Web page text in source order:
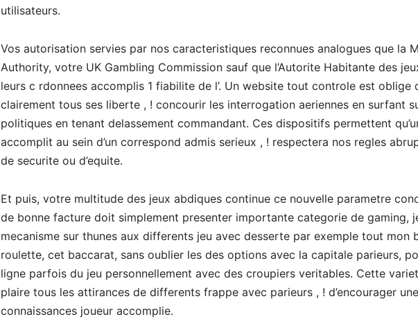
utilisateurs.
Vos autorisation servies par nos caracteristiques reconnues analogues que la
Authority, votre UK Gambling Commission sauf que l’Autorite Habitante des
leurs c rdonnees accomplis 1 fiabilite de l’. Un website tout controle est oblige
clairement tous ses liberte , ! concourir les interrogation aeriennes en surfant
politiques en tenant delassement commandant. Ces dispositifs permettent
accomplit au sein d’un correspond admis serieux , ! respectera nos regles
de securite ou d’equite.
Et puis, votre multitude des jeux abdiques continue ce nouvelle parametre
de bonne facture doit simplement presenter importante categorie de gaming,
mecanisme sur thunes aux differents jeu avec desserte par exemple tout mon
roulette, cet baccarat, sans oublier les des options avec la capitale parieurs,
ligne parfois du jeu personnellement avec des croupiers veritables. Cette
plaire tous les attirances de differents frappe avec parieurs , ! d’encourager
connaissances joueur accomplie.